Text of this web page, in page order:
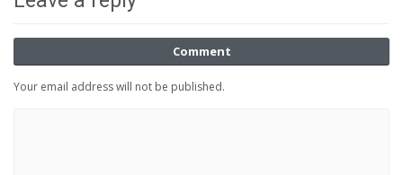
Comment
Your email address will not be published.